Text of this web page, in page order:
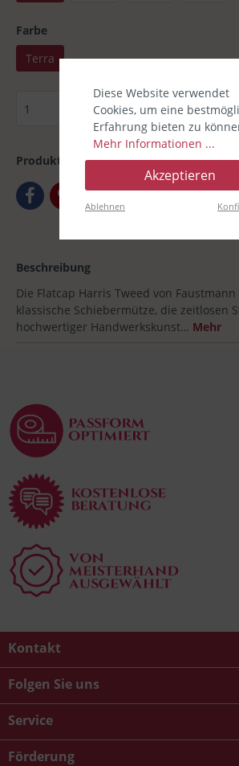
Farbe
Terra
In den
Produktnummer:00032950-01
Beschreibung
Die Flatcap Harris Tweed von
klassische Schiebermütze, die zeitlosen
hochwertiger Handwerkskunst… Mehr
Kontakt
Folgen Sie uns
Service
Förderung
Diese Website verwendet
Cookies, um eine
Erfahrung bieten zu
Mehr Informationen ...
Akzeptieren
Ablehnen